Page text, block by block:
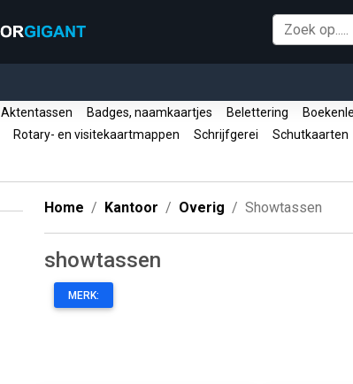
Aktentassen Badges, naamkaartjes Belettering
Rotary- en visitekaartmappen Schrijfgerei Schutkaarten
Home Kantoor Overig Showtassen
showtassen
MERK: